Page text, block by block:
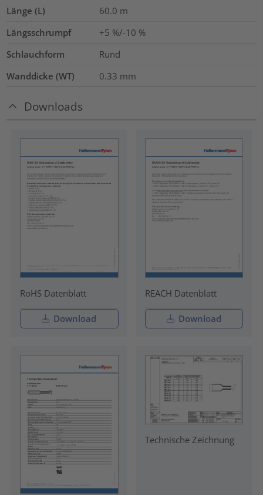
Länge (L) 60.0 m
Längsschrumpf
+5 %/-10 %
Schlauchform
Rund
Wanddicke (WT)
0.33 mm
Downloads
RoHS Datenblatt
Download
REACH Datenblatt
Download
Technische Zeichnung